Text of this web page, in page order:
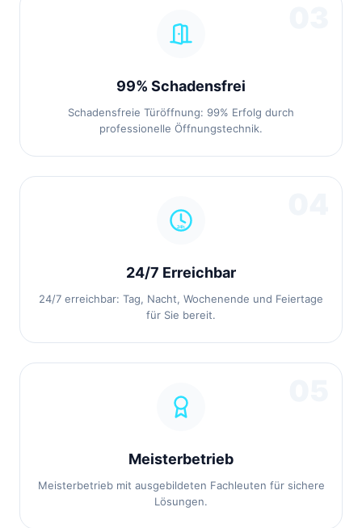
99% Schadensfrei
Schadensfreie Türöffnung: 99% Erfolg durch
professionelle Öffnungstechnik.
24/7 Erreichbar
24/7 erreichbar: Tag, Nacht, Wochenende und Feiertage
für Sie bereit.
Meisterbetrieb
Meisterbetrieb mit ausgebildeten Fachleuten für sichere
Lösungen.